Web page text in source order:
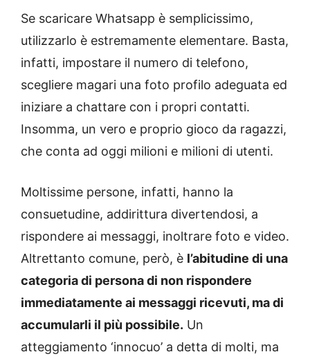
Se scaricare Whatsapp è semplicissimo,
utilizzarlo è estremamente elementare. Basta,
infatti, impostare il numero di telefono,
scegliere magari una foto profilo adeguata ed
iniziare a chattare con i propri contatti.
Insomma, un vero e proprio gioco da ragazzi,
che conta ad oggi milioni e milioni di utenti.
Moltissime persone, infatti, hanno la
consuetudine, addirittura divertendosi, a
rispondere ai messaggi, inoltrare foto e video.
Altrettanto comune, però, è l’abitudine di una
categoria di persona di non rispondere
immediatamente ai messaggi ricevuti, ma di
accumularli il più possibile. Un
atteggiamento ‘innocuo’ a detta di molti, ma